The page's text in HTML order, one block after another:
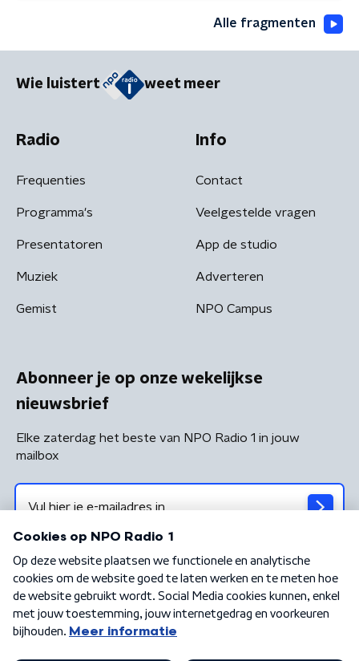
Alle fragmenten
Wie luistert weet meer
Radio
Frequenties
Programma's
Presentatoren
Muziek
Gemist
Info
Contact
Veelgestelde vragen
App de studio
Adverteren
NPO Campus
Abonneer je op onze wekelijkse
nieuwsbrief
Elke zaterdag het beste van NPO Radio 1 in jouw
mailbox
Algemene voorwaarden